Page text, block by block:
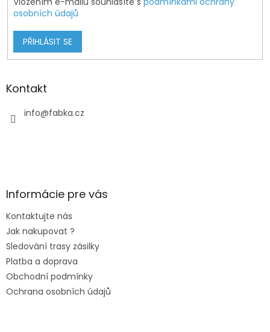
osobních údajů
PŘIHLÁSIT SE
Kontakt
info@fabka.cz
Informácie pre vás
Kontaktujte nás
Jak nakupovat ?
Sledování trasy zásilky
Platba a doprava
Obchodní podmínky
Ochrana osobních údajů